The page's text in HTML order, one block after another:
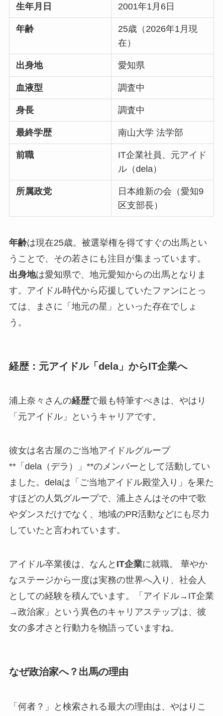
生年月日 2001年1月6日
年齢
25歳（2026年1月現
在）
出身地 愛知県
血液型 調査中
身長 調査中
最終学歴 南山大学 法学部
前職
IT企業社員、元アイド
ル（dela）
所属政党
日本維新の会（愛知9
区支部長）
年齢は現在25歳。被選挙権を得てすぐの出馬とい
うことで、その若さにも注目が集まっています。
出身地は愛知県で、地元愛知からの出馬となりま
す。アイドル時代から応援していたファンにとっ
ては、まさに「地元の星」といった存在でしょ
う。
経歴：元アイドル「dela」からIT企業へ
浦上奈々さんの経歴で最も特筆すべきは、やはり
「元アイドル」というキャリアです。
彼女は名古屋のご当地アイドルグループ
**「dela（デラ）」**のメンバーとして活動してい
ました。delaは「ご当地アイドル殿堂入り」を果た
すほどの人気グループで、浦上さんはその中で歌
やダンスだけでなく、地域のPR活動などにも尽力
していたと言われています。
アイドル卒業後は、なんと IT企業に就職。 華やか
なステージから一度は実務の世界へ入り、社会人
としての経験を積んでいます。「アイドル→IT企業
→政治家」という異色のキャリアステップは、彼
女の多才さと行動力を物語っていますね。
なぜ政治家へ？出馬の理由
「何者？」と検索される最大の理由は、やはりこ